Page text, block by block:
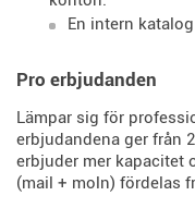
En intern
Pro erbjudanden
Lämpar sig för
erbjudandena ger från
erbjuder mer kapacitet
(mail + moln) fördelas